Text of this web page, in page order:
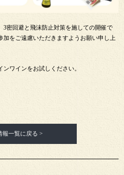
3密回避と飛沫防止対策を施しての開催で
加をご遠慮いただきますようお願い申し上
ワインをお試しください。
報一覧に戻る >